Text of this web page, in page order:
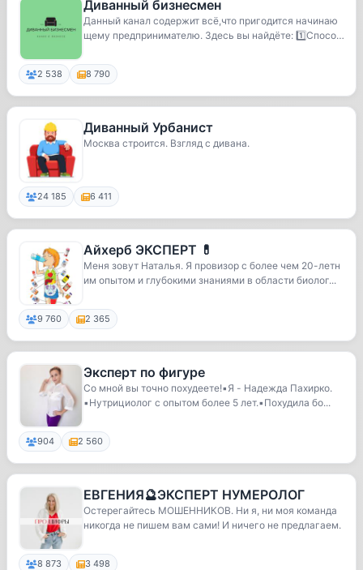
Диванный бизнесмен
Данный канал содержит всё,что пригодится начинаю
щему предпринимателю. Здесь вы найдёте: 1️⃣Спосо
2 538 8 790
Диванный Урбанист
Москва строится. Взгляд с дивана.
24 185 6 411
Айхерб ЭКСПЕРТ 💊
Меня зовут Наталья. Я провизор с более чем 20-летн
им опытом и глубокими знаниями в области биолог...
9 760 2 365
Эксперт по фигуре
Со мной вы точно похудеете!▪️Я - Надежда Пахирко.
▪️Нутрициолог с опытом более 5 лет.▪️Похудила бо...
904 2 560
ЕВГЕНИЯ️️🔮ЭКСПЕРТ НУМЕРОЛОГ
Остерегайтесь МОШЕННИКОВ. Ни я, ни моя команда
никогда не пишем вам сами! И ничего не предлагаем.
8 873 3 498